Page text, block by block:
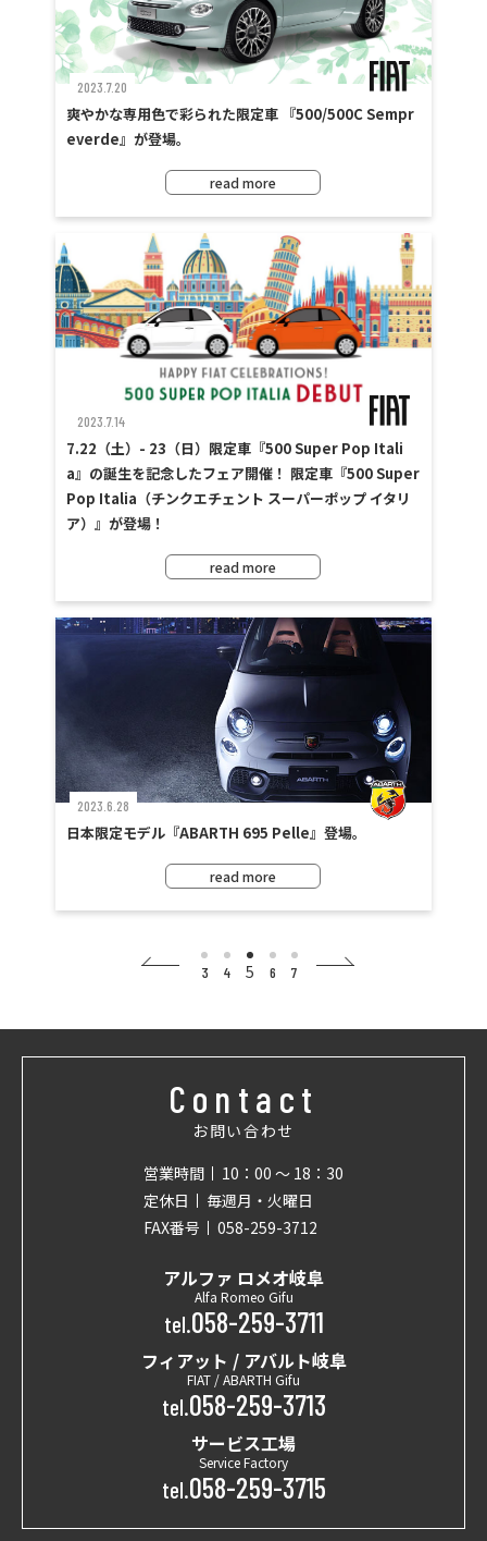
2023.7.20
爽やかな専用色で彩られた限定車 『500/500C Sempr
everde』が登場。
read more
2023.7.14
7.22（土）- 23（日）限定車『500 Super Pop Itali
a』の誕生を記念したフェア開催！ 限定車『500 Super
Pop Italia（チンクエチェント スーパーポップ イタリ
ア）』が登場！
read more
2023.6.28
日本限定モデル『ABARTH 695 Pelle』登場。
read more
3 4 5 6 7
Contact
お問い合わせ
営業時間
10：00 〜 18：30
定休日
毎週月・火曜日
FAX番号
058-259-3712
アルファ ロメオ岐阜
Alfa Romeo Gifu
tel.058-259-3711
フィアット / アバルト岐阜
FIAT / ABARTH Gifu
tel.058-259-3713
サービス工場
Service Factory
tel.058-259-3715